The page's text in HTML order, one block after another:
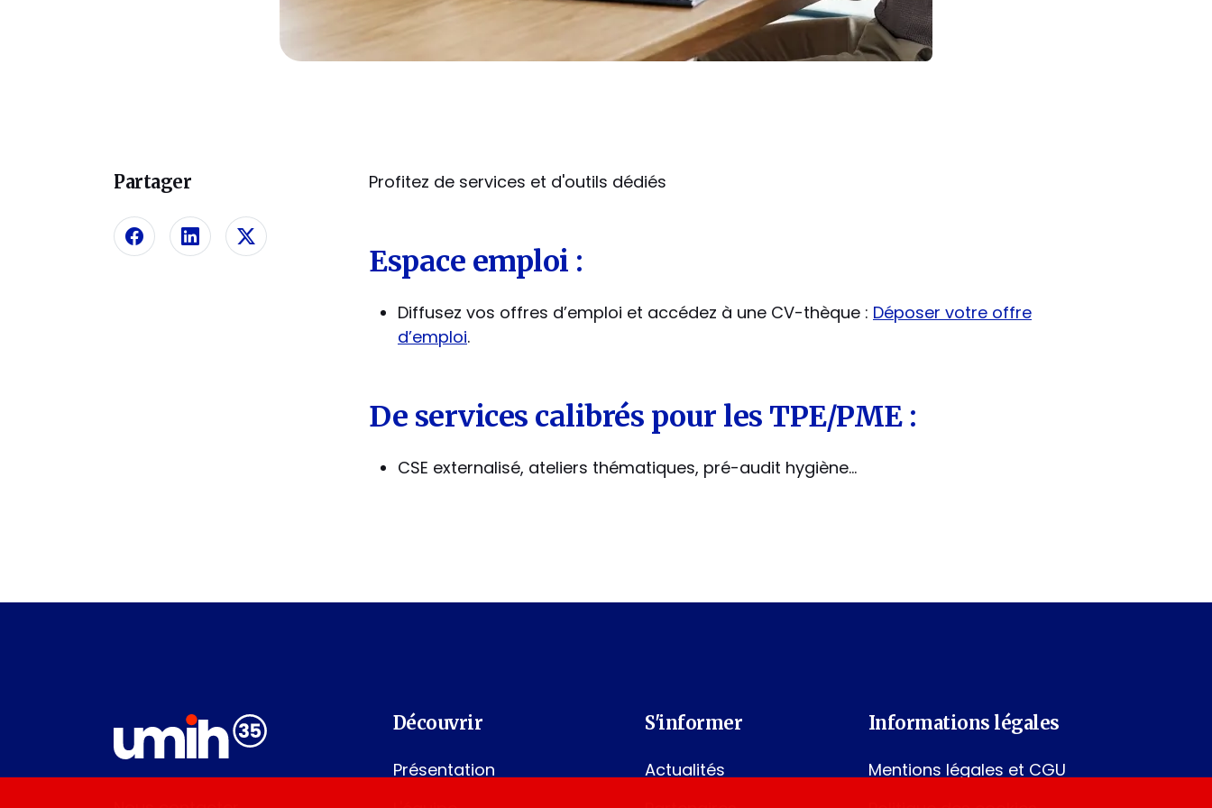
Profitez de services et d'outils dédiés
Espace emploi :
Diffusez vos offres d’emploi et accédez à une CV-thèque : Déposer votre offre
d’emploi.
De services calibrés pour les TPE/PME :
CSE externalisé, ateliers thématiques, pré-audit hygiène…
Partager
Partager sur Facebook
Partager sur Linkedin
Partager sur X
Découvrir
Présentation
S'informer
Actualités
Informations légales
Mentions légales et CGU